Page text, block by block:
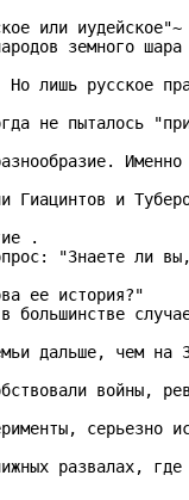
или
земного шара
лишь русское
не пыталось
Гиацинтов и
.
"Знаете ли
ее история?"
дальше, чем на
войны,
серьезно
развалах,